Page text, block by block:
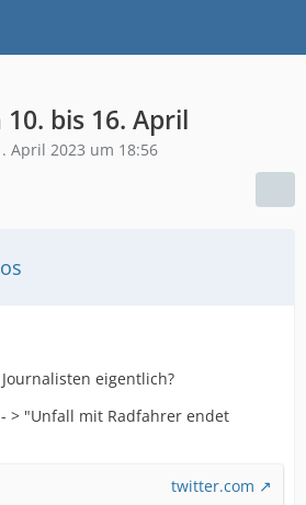
bis 16. April
April 2023 um 18:56
eigentlich?
> "Unfall mit Radfahrer endet
twitter.com